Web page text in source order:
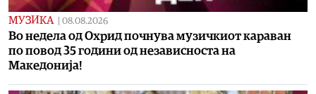
МУЗИКА | 08.08.2026
Во недела од Охрид почнува музичкиот караван
по повод 35 години од независноста на
Македонија!